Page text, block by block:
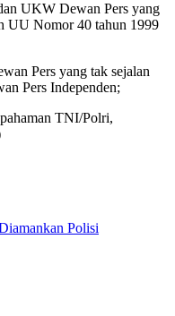
UKW Dewan Pers yang
UU Nomor 40 tahun 1999
Pers yang tak sejalan
Pers Independen;
TNI/Polri,
Polisi